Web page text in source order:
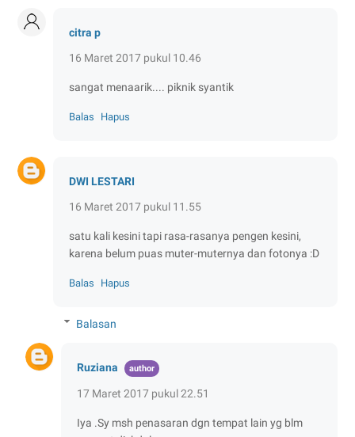
citra p
16 Maret 2017 pukul 10.46
sangat menaarik.... piknik syantik
Balas Hapus
DWI LESTARI
16 Maret 2017 pukul 11.55
satu kali kesini tapi rasa-rasanya pengen kesini,
karena belum puas muter-muternya dan fotonya :D
Balas Hapus
Balasan
Ruziana
17 Maret 2017 pukul 22.51
Iya .Sy msh penasaran dgn tempat lain yg blm